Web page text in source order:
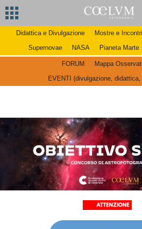
Didattica e Divulgazione Mostre e Incontri
Supernovae
NASA Pianeta Marte
FORUM
Mappa
EVENTI (divulgazione,